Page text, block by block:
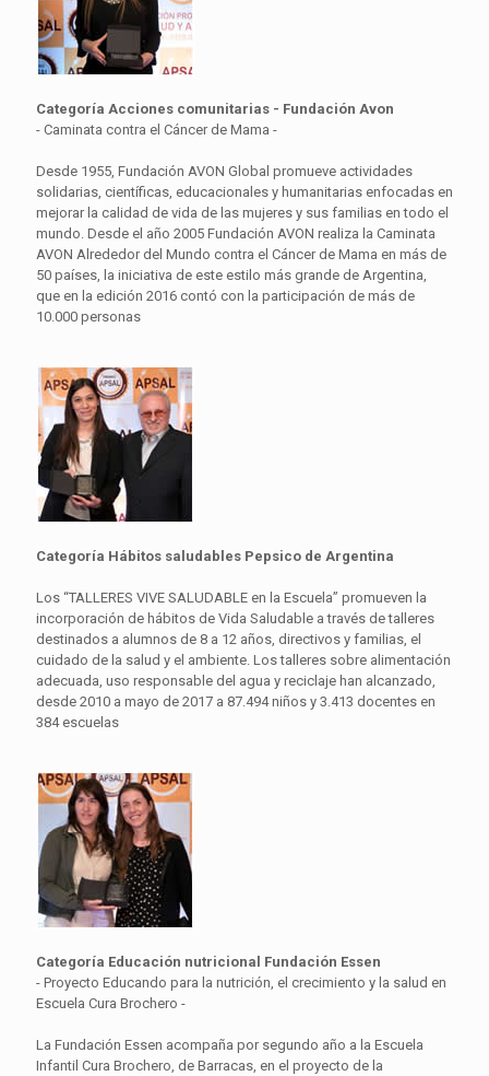
Categoría Acciones comunitarias - Fundación Avon
- Caminata contra el Cáncer de Mama -
Desde 1955, Fundación AVON Global promueve actividades
solidarias, científicas, educacionales y humanitarias enfocadas en
mejorar la calidad de vida de las mujeres y sus familias en todo el
mundo. Desde el año 2005 Fundación AVON realiza la Caminata
AVON Alrededor del Mundo contra el Cáncer de Mama en más de
50 países, la iniciativa de este estilo más grande de Argentina,
que en la edición 2016 contó con la participación de más de
10.000 personas
Categoría Hábitos saludables Pepsico de Argentina
Los “TALLERES VIVE SALUDABLE en la Escuela” promueven la
incorporación de hábitos de Vida Saludable a través de talleres
destinados a alumnos de 8 a 12 años, directivos y familias, el
cuidado de la salud y el ambiente. Los talleres sobre alimentación
adecuada, uso responsable del agua y reciclaje han alcanzado,
desde 2010 a mayo de 2017 a 87.494 niños y 3.413 docentes en
384 escuelas
Categoría Educación nutricional Fundación Essen
- Proyecto Educando para la nutrición, el crecimiento y la salud en
Escuela Cura Brochero -
La Fundación Essen acompaña por segundo año a la Escuela
Infantil Cura Brochero, de Barracas, en el proyecto de la